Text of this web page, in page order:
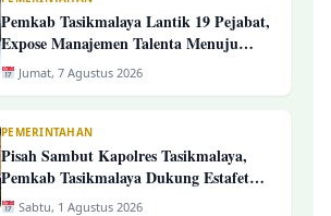
Pemkab Tasikmalaya Lantik 19 Pejabat,
Expose Manajemen Talenta Menuju
Pengelolaan ASN Yang Profesional
Jumat, 7 Agustus 2026
PEMERINTAHAN
Pisah Sambut Kapolres Tasikmalaya,
Pemkab Tasikmalaya Dukung Estafet
Kepemimpinan Yang Semakin Presisi
Sabtu, 1 Agustus 2026